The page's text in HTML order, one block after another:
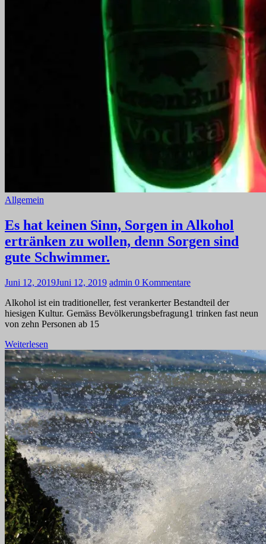
Allgemein
Es hat keinen Sinn, Sorgen in Alkohol
ertränken zu wollen, denn Sorgen sind
gute Schwimmer.
Juni 12, 2019Juni 12, 2019 admin 0 Kommentare
Alkohol ist ein traditioneller, fest verankerter Bestandteil der
hiesigen Kultur. Gemäss Bevölkerungsbefragung1 trinken fast neun
von zehn Personen ab 15
Weiterlesen